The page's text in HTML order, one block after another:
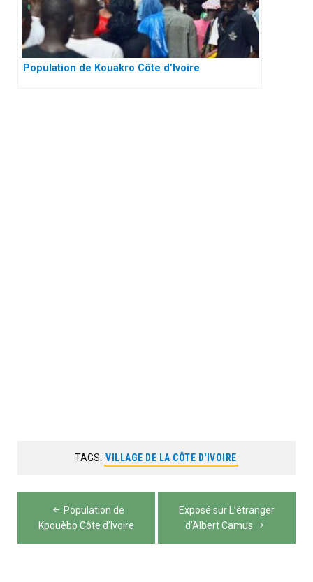
Population de Kouakro Côte d’Ivoire
TAGS: VILLAGE DE LA CÔTE D'IVOIRE
Navigation
de
Population de
Kpouèbo Côte d’Ivoire
Exposé sur L’étranger
d’Albert Camus